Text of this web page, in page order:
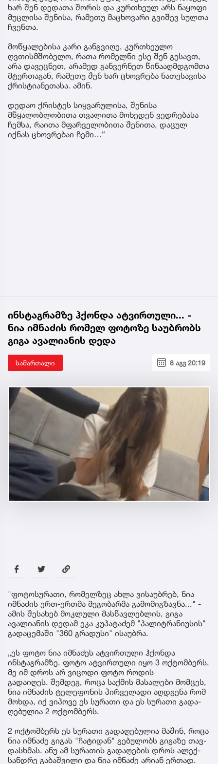
ხარ შენ დედათა შორის და კურთხეულ არს ნაყოფი
მუცლისა შენისა, რამეთუ მაცხოვარი გვიშევ სულთა
ჩვენთა.
მოწყალებისა კარი განგვიღე, კურთხეულო
ღვთისმშობელო, რათა რომელნი ესე შენ გესავთ,
არა დავეცნეთ, არამედ განვერნეთ წინააღმდგომთა
მტერთაგან, რამეთუ შენ ხარ ცხოვრება ნათესავისა
ქრისტიანეთასა. ამინ.
დედაო ქრისტეს სიყვარულისა, შენისა
მწყალობლობითა თვალითა მოხედენ ვედრებასა
ჩემსა, რაითა მფარველობითა შენითა, დაცულ
იქნას ცხოვრებაი ჩემი…“
ინსტაგრამზე ჰქონდა ატვირთული... -
ნია იმნაძის რომელ ფოტოზე საუბრობს
გიგა ავალიანის დედა
სამართალი 8 აგვ 20:19
"ფოტოსურათი, რომელზეც ახლა ვისაუბრებ, ნია
იმნაძის ერთ-ერთმა მეგობარმა გამომიგზავნა..." -
ამის შესახებ მოკლული მასწავლებლის, გიგა
ავალიანის დედამ ეკა კუპატაძემ "პალიტრანიუსის"
გადაცემაში "360 გრადუსი" ისაუბრა.
„ეს ფოტო ნია იმნაძეს ატვირთული ჰქონდა
ინსტაგრამზე. ფოტო ატვირთული იყო 3 ოქტომბერს.
მე იმ დროს არ ვიცოდი ფოტო როდის
გადაიღეს. შემ­დეგ, როცა საქ­მის მა­სა­ლე­ბი მომ­ცეს,
ნია იმ­ნა­ძის ტე­ლე­ფო­ნის პირ­ვე­ლა­დი აღ­დგე­ნა რომ
მოხ­და, იქ ვი­პო­ვე ეს სუ­რა­თი და ეს სუ­რა­თი გა­და­
ღე­ბუ­ლია 2 ოქ­ტომ­ბერს.
2 ოქ­ტომ­ბერს ეს სუ­რა­თი გა­და­ღე­ბუ­ლია მა­შინ, როცა
ნია იმ­ნა­ძე გი­გას "ჩა­ტი­დან" გე­ბუ­ლობს გი­გა­ზე თავ­
დას­ხმას. ანუ ამ სუ­რა­თის გა­და­ღე­ბის დროს ალექ­
სან­დრე გა­ბაშ­ვი­ლი და ნია იმ­ნა­ძე არი­ან ერ­თად.